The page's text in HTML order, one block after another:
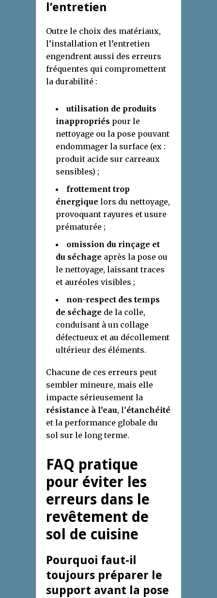
l’entretien
Outre le choix des matériaux,
l’installation et l’entretien
engendrent aussi des erreurs
fréquentes qui compromettent
la durabilité :
utilisation de produits
inappropriés pour le
nettoyage ou la pose pouvant
endommager la surface (ex :
produit acide sur carreaux
sensibles) ;
frottement trop
énergique lors du nettoyage,
provoquant rayures et usure
prématurée ;
omission du rinçage et
du séchage après la pose ou
le nettoyage, laissant traces
et auréoles visibles ;
non-respect des temps
de séchage de la colle,
conduisant à un collage
défectueux et au décollement
ultérieur des éléments.
Chacune de ces erreurs peut
sembler mineure, mais elle
impacte sérieusement la
résistance à l’eau, l’étanchéité
et la performance globale du
sol sur le long terme.
FAQ pratique
pour éviter les
erreurs dans le
revêtement de
sol de cuisine
Pourquoi faut-il
toujours préparer le
support avant la pose